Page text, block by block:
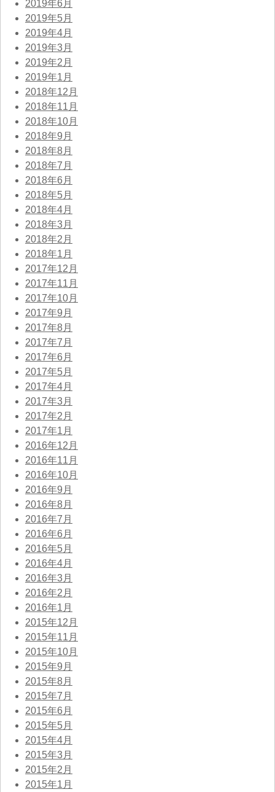
2019年6月
2019年5月
2019年4月
2019年3月
2019年2月
2019年1月
2018年12月
2018年11月
2018年10月
2018年9月
2018年8月
2018年7月
2018年6月
2018年5月
2018年4月
2018年3月
2018年2月
2018年1月
2017年12月
2017年11月
2017年10月
2017年9月
2017年8月
2017年7月
2017年6月
2017年5月
2017年4月
2017年3月
2017年2月
2017年1月
2016年12月
2016年11月
2016年10月
2016年9月
2016年8月
2016年7月
2016年6月
2016年5月
2016年4月
2016年3月
2016年2月
2016年1月
2015年12月
2015年11月
2015年10月
2015年9月
2015年8月
2015年7月
2015年6月
2015年5月
2015年4月
2015年3月
2015年2月
2015年1月